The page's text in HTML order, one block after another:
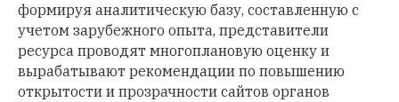
формируя аналитическую базу, составленную с
учетом зарубежного опыта, представители
ресурса проводят многоплановую оценку и
вырабатывают рекомендации по повышению
открытости и прозрачности сайтов органов